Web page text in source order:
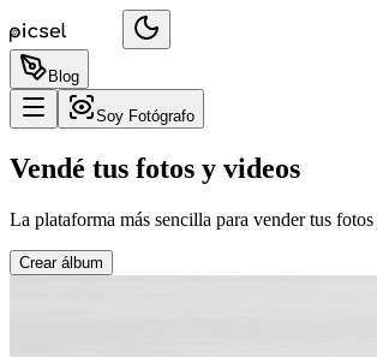
Blog
Soy Fotógrafo
Vendé tus fotos y videos
La plataforma más sencilla para vender tus
Crear álbum